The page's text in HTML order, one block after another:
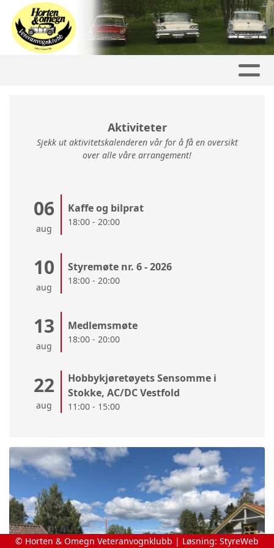
Aktiviteter
Sjekk ut aktivitetskalenderen vår for å få en oversikt
over alle våre arrangement!
06
aug
Kaffe og bilprat
18:00 - 20:00
10
aug
Styremøte nr. 6 - 2026
18:00 - 20:00
13
aug
Medlemsmøte
18:00 - 20:00
22
aug
Hobbykjøretøyets Sensomme i
Stokke, AC/DC Vestfold
11:00 - 15:00
© Horten & Omegn Veteranvognklubb | Løsning: StyreWeb